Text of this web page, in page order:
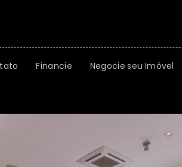
Financie Negocie seu Imóvel